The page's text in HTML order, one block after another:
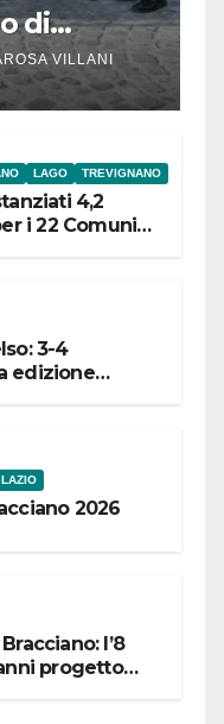
di
VILLANI
LAGO TREVIGNANO
4,2
i 22 Comuni
3-4
edizione
LAZIO
2026
l’8
progetto